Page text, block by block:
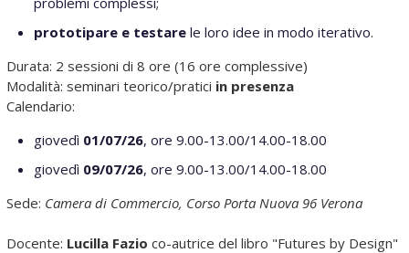
prototipare e testare le loro idee in modo iterativo.
Durata: 2 sessioni di 8 ore (16 ore complessive)
Modalità: seminari teorico/pratici in presenza
Calendario:
giovedì 01/07/26, ore 9.00-13.00/14.00-18.00
giovedì 09/07/26, ore 9.00-13.00/14.00-18.00
Sede: Camera di Commercio, Corso Porta Nuova 96 Verona
Docente: Lucilla Fazio co-autrice del libro "Futures by Design"